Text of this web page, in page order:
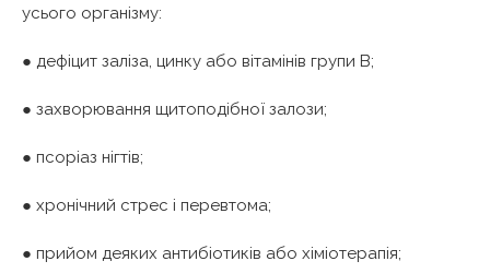
усього організму:
● дефіцит заліза, цинку або вітамінів групи В;
● захворювання щитоподібної залози;
● псоріаз нігтів;
● хронічний стрес і перевтома;
● прийом деяких антибіотиків або хіміотерапія;